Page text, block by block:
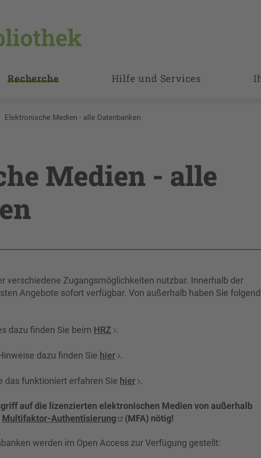
Recherche Hilfe und Services
Elektronische Medien - alle Datenbanken
Medien - alle
verschiedene Zugangsmöglichkeiten nutzbar. Innerhalb der
Angebote sofort verfügbar. Von außerhalb haben Sie
dazu finden Sie beim HRZ .
dazu finden Sie hier .
das funktioniert erfahren Sie hier .
auf die lizenzierten elektronischen Medien von außerhalb
Multifaktor-Authentisierung (MFA) nötig!
werden im Open Access zur Verfügung gestellt: